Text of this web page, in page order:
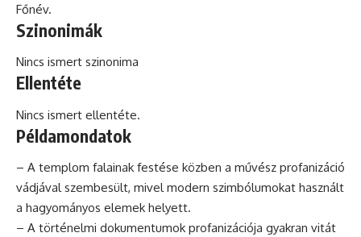
Főnév.
Szinonimák
Nincs ismert szinonima
Ellentéte
Nincs ismert ellentéte.
Példamondatok
– A templom falainak festése közben a művész profanizáció
vádjával szembesült, mivel modern szimbólumokat használt
a hagyományos elemek helyett.
– A történelmi dokumentumok profanizációja gyakran vitát